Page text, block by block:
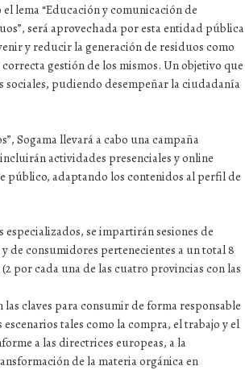
lema “Educación y comunicación de
será aprovechada por esta entidad pública
y reducir la generación de residuos como
gestión de los mismos. Un objetivo que
sociales, pudiendo desempeñar la ciudadanía
Sogama llevará a cabo una campaña
actividades presenciales y online
público, adaptando los contenidos al perfil de
se impartirán sesiones de
de consumidores pertenecientes a un total 8
por cada una de las cuatro provincias con las
claves para consumir de forma responsable
tales como la compra, el trabajo y el
a las directrices europeas, a la
de la materia orgánica en